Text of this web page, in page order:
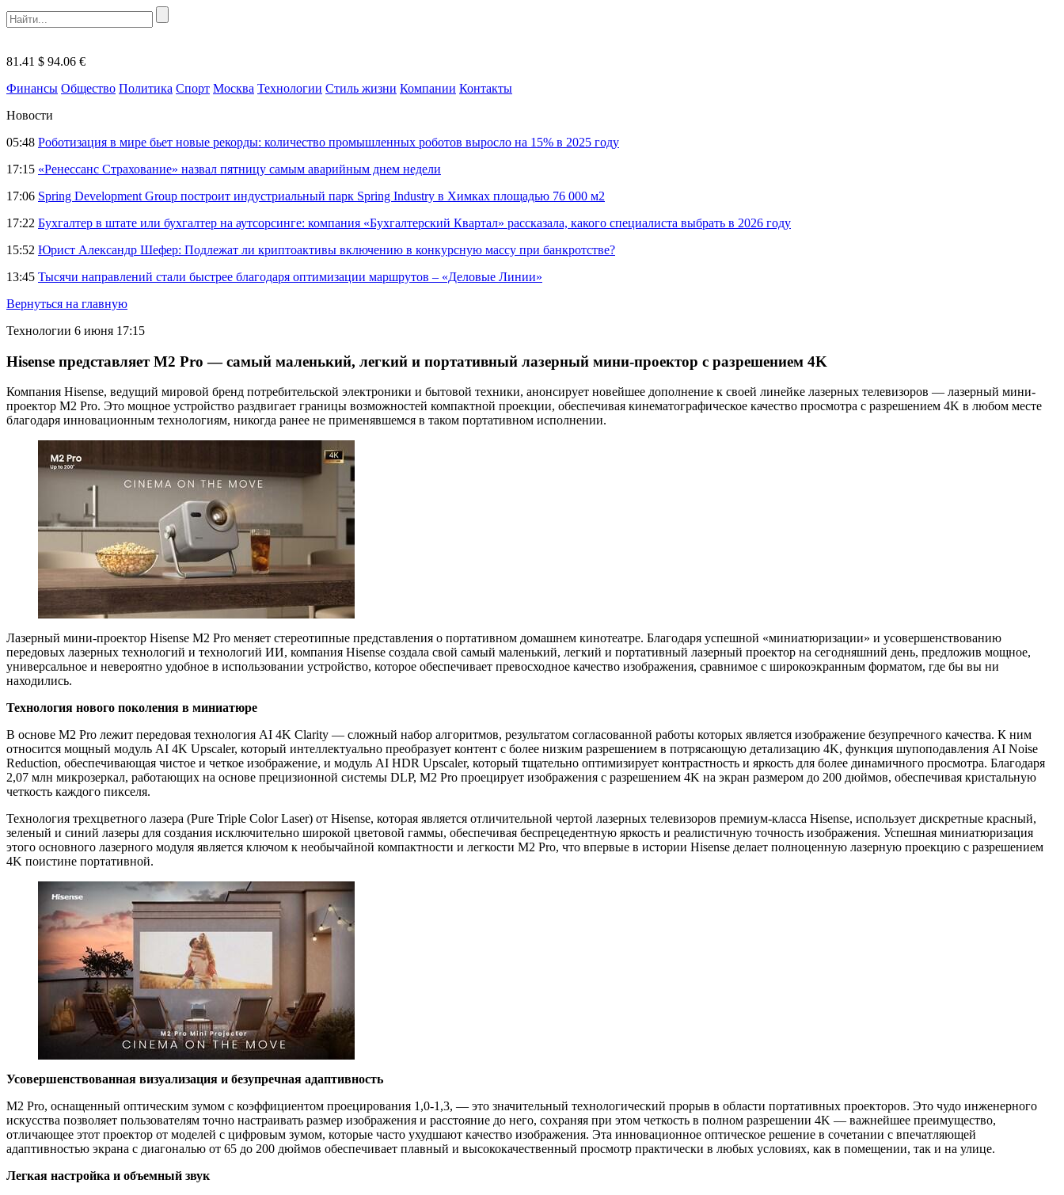
81.41 $ 94.06 €
Финансы Общество Политика Спорт Москва Технологии Стиль жизни Компании Контакты
Новости
05:48 Роботизация в мире бьет новые рекорды: количество промышленных роботов выросло на 15% в 2025 году
17:15 «Ренессанс Страхование» назвал пятницу самым аварийным днем недели
17:06 Spring Development Group построит индустриальный парк Spring Industry в Химках площадью 76 000 м2
17:22 Бухгалтер в штате или бухгалтер на аутсорсинге: компания «Бухгалтерский Квартал» рассказала, какого специалиста выбрать в 2026 году
15:52 Юрист Александр Шефер: Подлежат ли криптоактивы включению в конкурсную массу при банкротстве?
13:45 Тысячи направлений стали быстрее благодаря оптимизации маршрутов – «Деловые Линии»
Вернуться на главную
Технологии 6 июня 17:15
Hisense представляет M2 Pro — самый маленький, легкий и портативный лазерный мини-проектор с разрешением 4K
Компания Hisense, ведущий мировой бренд потребительской электроники и бытовой техники, анонсирует новейшее дополнение к своей линейке лазерных телевизоров — лазерный мини-
проектор M2 Pro. Это мощное устройство раздвигает границы возможностей компактной проекции, обеспечивая кинематографическое качество просмотра с разрешением 4K в любом месте
благодаря инновационным технологиям, никогда ранее не применявшемся в таком портативном исполнении.
Лазерный мини-проектор Hisense M2 Pro меняет стереотипные представления о портативном домашнем кинотеатре. Благодаря успешной «миниатюризации» и усовершенствованию
передовых лазерных технологий и технологий ИИ, компания Hisense создала свой самый маленький, легкий и портативный лазерный проектор на сегодняшний день, предложив мощное,
универсальное и невероятно удобное в использовании устройство, которое обеспечивает превосходное качество изображения, сравнимое с широкоэкранным форматом, где бы вы ни
находились.
Технология нового поколения в миниатюре
В основе M2 Pro лежит передовая технология AI 4K Clarity — сложный набор алгоритмов, результатом согласованной работы которых является изображение безупречного качества. К ним
относится мощный модуль AI 4K Upscaler, который интеллектуально преобразует контент с более низким разрешением в потрясающую детализацию 4K, функция шупоподавления AI Noise
Reduction, обеспечивающая чистое и четкое изображение, и модуль AI HDR Upscaler, который тщательно оптимизирует контрастность и яркость для более динамичного просмотра. Благодаря
2,07 млн микрозеркал, работающих на основе прецизионной системы DLP, M2 Pro проецирует изображения с разрешением 4K на экран размером до 200 дюймов, обеспечивая кристальную
четкость каждого пикселя.
Технология трехцветного лазера (Pure Triple Color Laser) от Hisense, которая является отличительной чертой лазерных телевизоров премиум-класса Hisense, использует дискретные красный,
зеленый и синий лазеры для создания исключительно широкой цветовой гаммы, обеспечивая беспрецедентную яркость и реалистичную точность изображения. Успешная миниатюризация
этого основного лазерного модуля является ключом к необычайной компактности и легкости M2 Pro, что впервые в истории Hisense делает полноценную лазерную проекцию с разрешением
4K поистине портативной.
Усовершенствованная визуализация и безупречная адаптивность
M2 Pro, оснащенный оптическим зумом с коэффициентом проецирования 1,0-1,3, — это значительный технологический прорыв в области портативных проекторов. Это чудо инженерного
искусства позволяет пользователям точно настраивать размер изображения и расстояние до него, сохраняя при этом четкость в полном разрешении 4K — важнейшее преимущество,
отличающее этот проектор от моделей с цифровым зумом, которые часто ухудшают качество изображения. Эта инновационное оптическое решение в сочетании с впечатляющей
адаптивностью экрана с диагональю от 65 до 200 дюймов обеспечивает плавный и высококачественный просмотр практически в любых условиях, как в помещении, так и на улице.
Легкая настройка и объемный звук